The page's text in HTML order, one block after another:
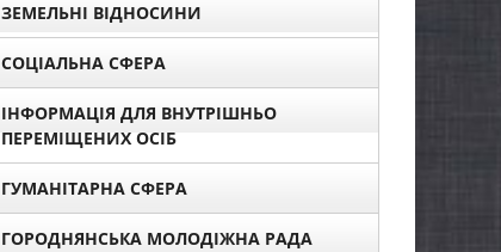
ЗЕМЕЛЬНІ ВІДНОСИНИ
СОЦІАЛЬНА СФЕРА
ІНФОРМАЦІЯ ДЛЯ ВНУТРІШНЬО
ПЕРЕМІЩЕНИХ ОСІБ
ГУМАНІТАРНА СФЕРА
ГОРОДНЯНСЬКА МОЛОДІЖНА РАДА